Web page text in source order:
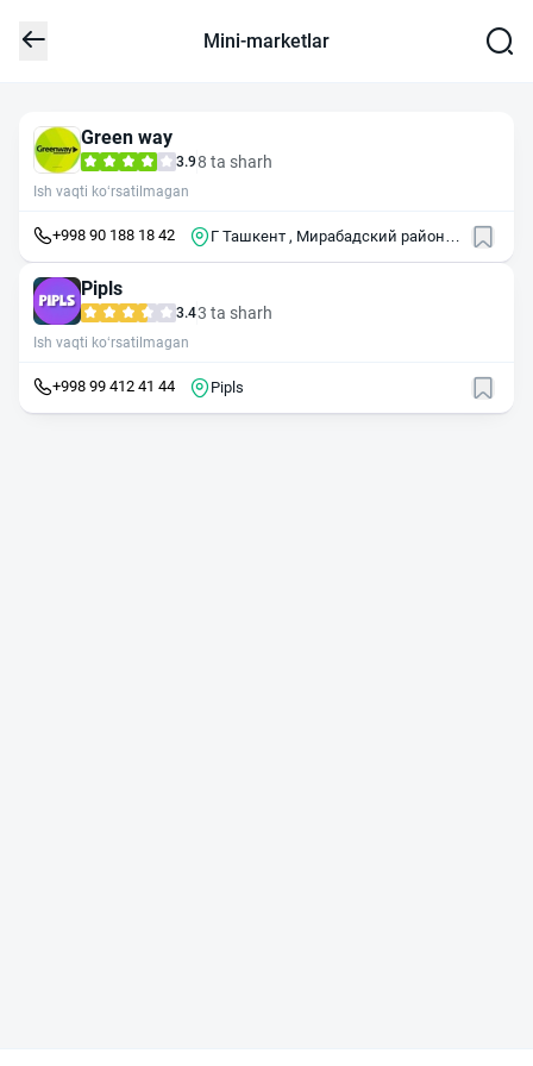
Mini-marketlar
Green way
3.98 ta sharh
Ish vaqti ko‘rsatilmagan
+998 90 188 18 42
Г Ташкент , Мирабадский район ,
Pipls
3.43 ta sharh
Ish vaqti ko‘rsatilmagan
+998 99 412 41 44 Pipls